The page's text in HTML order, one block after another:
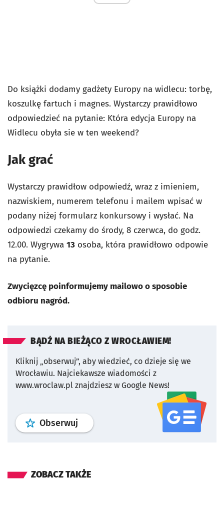
Do książki dodamy gadżety Europy na widlecu: torbę,
koszulkę fartuch i magnes. Wystarczy prawidłowo
odpowiedzieć na pytanie: Która edycja Europy na
Widlecu obyła sie w ten weekend?
Jak grać
Wystarczy prawidłow odpowiedź, wraz z imieniem,
nazwiskiem, numerem telefonu i mailem wpisać w
podany niżej formularz konkursowy i wysłać. Na
odpowiedzi czekamy do środy, 8 czerwca, do godz.
12.00. Wygrywa 13 osoba, która prawidłowo odpowie
na pytanie.
Zwycięzcę poinformujemy mailowo o sposobie
odbioru nagród.
BĄDŹ NA BIEŻĄCO Z WROCŁAWIEM!
Kliknij „obserwuj”, aby wiedzieć, co dzieje się we
Wrocławiu. Najciekawsze wiadomości z
www.wroclaw.pl znajdziesz w Google News!
Obserwuj profil serwisu
ZOBACZ TAKŻE